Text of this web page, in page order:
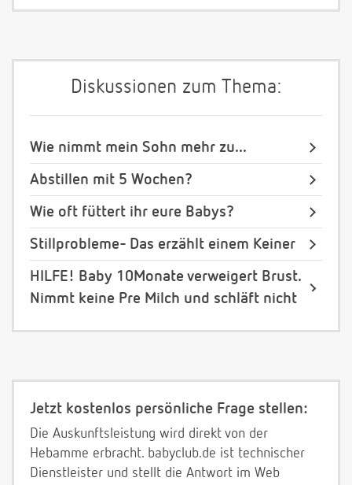
Diskussionen zum Thema:
Wie nimmt mein Sohn mehr zu...
Abstillen mit 5 Wochen?
Wie oft füttert ihr eure Babys?
Stillprobleme- Das erzählt einem Keiner
HILFE! Baby 10Monate verweigert Brust.
Nimmt keine Pre Milch und schläft nicht
Jetzt kostenlos persönliche Frage stellen:
Die Auskunftsleistung wird direkt von der
Hebamme erbracht. babyclub.de ist technischer
Dienstleister und stellt die Antwort im Web